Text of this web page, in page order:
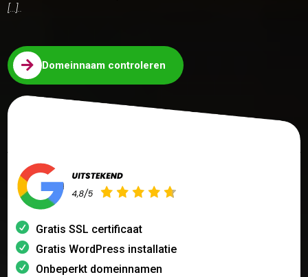
[…]..
 Domeinnaam controleren
Gratis SSL certificaat
Gratis WordPress installatie
Onbeperkt domeinnamen